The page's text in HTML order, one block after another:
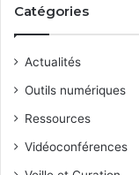
Catégories
Actualités
Outils numériques
Ressources
Vidéoconférences